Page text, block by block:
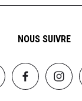
NOUS SUIVRE
Image Image